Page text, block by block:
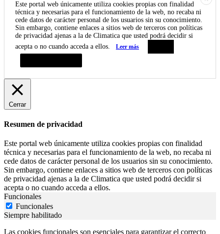
Este portal web únicamente utiliza cookies propias con finalidad
técnica y necesarias para el funcionamiento de la web, no recaba ni
cede datos de carácter personal de los usuarios sin su conocimiento.
Sin embargo, contiene enlaces a sitios web de terceros con políticas
de privacidad ajenas a la de Climatica que usted podrá decidir si
acepta o no cuando acceda a ellos.
Leer más
Cerrar
Resumen de privacidad
Este portal web únicamente utiliza cookies propias con finalidad
técnica y necesarias para el funcionamiento de la web, no recaba ni
cede datos de carácter personal de los usuarios sin su conocimiento.
Sin embargo, contiene enlaces a sitios web de terceros con políticas
de privacidad ajenas a la de Climatica que usted podrá decidir si
acepta o no cuando acceda a ellos.
Funcionales
Funcionales
Siempre habilitado
Las cookies funcionales son esenciales para garantizar el correcto